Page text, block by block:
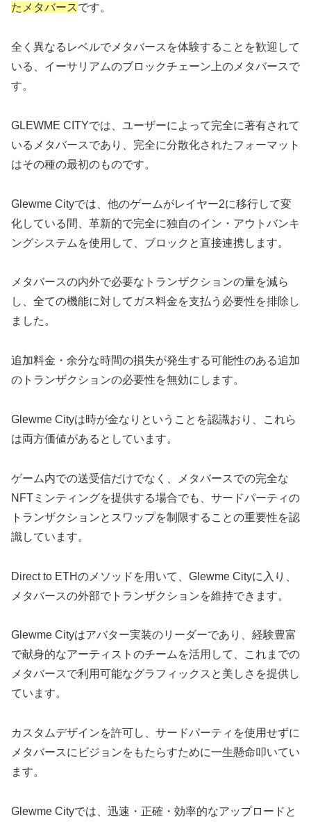
たメタバースです。
全く異なるレベルでメタバースを体験することを歓迎して
いる、イーサリアムのブロックチェーン上のメタバースで
す。
GLEWME CITYでは、ユーザーによって完全に著有されて
いるメタバースであり、完全に分散化されたフォーマット
はその種の最初のものです。
Glewme Cityでは、他のゲームがレイヤー2に移行して変
化している間、革新的で完全に独自のイン・アウトバンキ
ングシステムを使用して、ブロックと直接連携します。
メタバースの内外で必要なトランザクションの量を減ら
し、全ての機能に対してガス料金を支払う必要性を排除し
ました。
追加料金・余分な時間の損失が発生する可能性のある追加
のトランザクションの必要性を無効にします。
Glewme Cityは時が金なりということを認識おり、これら
は両方価値があるとしています。
ゲーム内での送受信だけでなく、メタバースでの完全な
NFTミンティングを提供する場合でも、サードパーティの
トランザクションとスワップを制限することの重要性を認
識しています。
Direct to ETHのメソッドを用いて、Glewme Cityに入り、
メタバースの外部でトランザクションを維持できます。
Glewme Cityはアバター実装のリーダーであり、経験豊富
で献身的なアーティストのチームを活用して、これまでの
メタバースで利用可能なグラフィックスと美しさを提供し
ています。
カスタムデザインを許可し、サードパーティを使用せずに
メタバースにビジョンをもたらすために一生懸命叩いてい
ます。
Glewme Cityでは、迅速・正確・効率的なアップロードと